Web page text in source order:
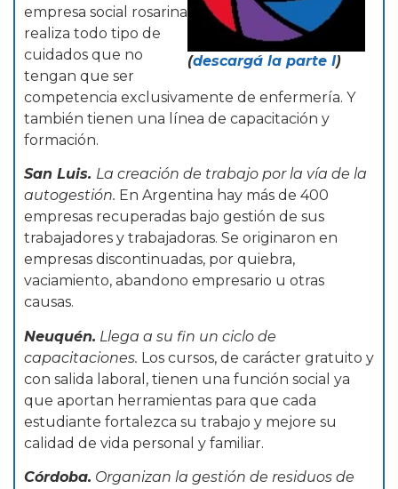
(descargá la parte I)
empresa social rosarina
realiza todo tipo de
cuidados que no
tengan que ser
competencia exclusivamente de enfermería. Y
también tienen una línea de capacitación y
formación.
San Luis. La creación de trabajo por la vía de la
autogestión. En Argentina hay más de 400
empresas recuperadas bajo gestión de sus
trabajadores y trabajadoras. Se originaron en
empresas discontinuadas, por quiebra,
vaciamiento, abandono empresario u otras
causas.
Neuquén. Llega a su fin un ciclo de
capacitaciones. Los cursos, de carácter gratuito y
con salida laboral, tienen una función social ya
que aportan herramientas para que cada
estudiante fortalezca su trabajo y mejore su
calidad de vida personal y familiar.
Córdoba. Organizan la gestión de residuos de